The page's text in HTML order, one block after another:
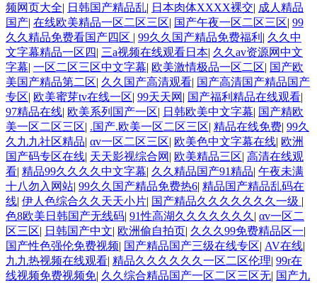
频网页大全| 日韩国产精品乱| 日本肉体XXXX裸交| 成人精品
国产| 在线欧美精品一区二区三区| 国产午夜一区二区三区| 99
久久精品免费看国产四区 | 99久久国产精品免费福利 | 久久中
文字幕精品一区四| 三a视频在线观看日本| 久久av资源网中文
字幕| 一区二区三区中文字幕| 欧美激情极品一区二区| 国产欧
美国产精品第二区| 久久国产高清观看| 国产高清国产精品国产
专区| 欧美蜜芽tv在线一区| 99天天网 | 国产福利精品在线观看|
97精品在线| 欧美系列国产一区| 日韩欧美中文字幕| 国产精欧
美一区二区三区| .国产.欧美一区二区三区| 精品在线免费| 99久
久九九社区精品| αv一区二区三区| 欧美色中文字幕在线| 欧洲
国产码专区在线| 天天影视综合网 | 欧美精品三区| 高清在线观
看| 精品99久久久久中文字幕| 久久精品国产91精品| 午夜未满
十八勿入网站| 99久久国产精品免费热6| 精品国产精品乱码在
线| 伊人色综合久久天天小片| 国产精品久久久久久久久一级 |
色8欧美日韩国产无线码| 91性高湖久久久久久久久 | αv一区二
区三区| 日韩国产中文| 欧洲偷自拍页| 久久久99免费精品区一|
国产性色强伦免费视频| 国产精品国产三级在线专区| AV在线|
九九热视频在线观看| 精品久久久久久久一区二区伦理| 99r在
线视频免费视频免| 久久综合精品国产一区二区三区无| 国产九